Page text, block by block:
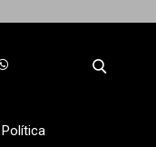
Política